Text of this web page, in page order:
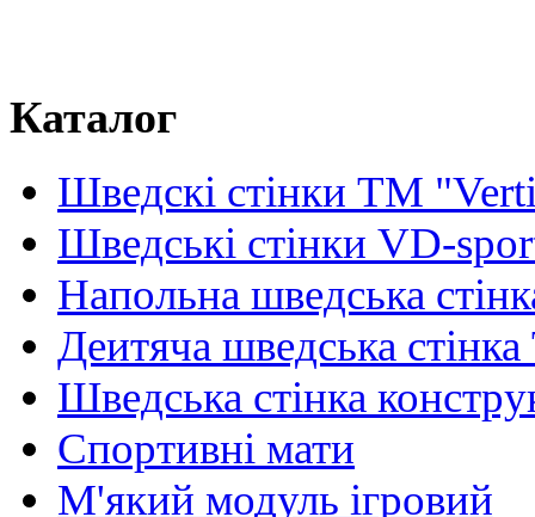
Каталог
Шведскі стінки TM
Шведські стінки VD-
Напольна шведська
Деитяча шведська
Шведська стінка
Спортивні мати
М'який модуль ігровий